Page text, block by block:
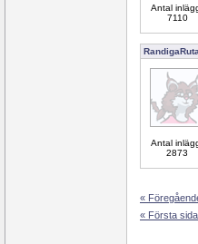
Antal
7110
Antal
2873
«
« Första